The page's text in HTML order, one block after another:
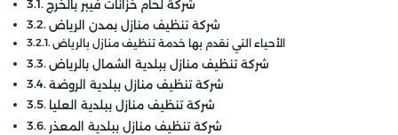
شركة لحام خزانات فيبر بالخرج
شركة تنظيف منازل بمدن الرياض
الأحياء التي نقدم بها خدمة تنظيف منازل بالرياض
شركة تنظيف منازل ببلدية الشمال بالرياض
شركة تنظيف منازل ببلدية الروضة
شركة تنظيف منازل ببلدية العليا
شركة تنظيف منازل ببلدية المعذر